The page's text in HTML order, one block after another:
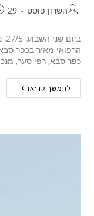
השרון פוסט 29 במאי 2024
הרפואי מאיר בכפר
כפר סבא, רפי סער,
להמשך קריאה